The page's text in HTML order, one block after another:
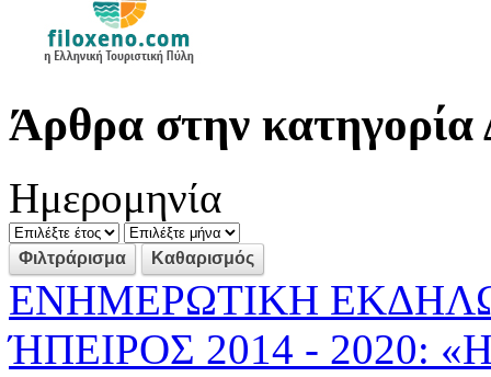
Άρθρα στην κατηγορία
Ημερομηνία
ΕΝΗΜΕΡΩΤΙΚΗ
ΉΠΕΙΡΟΣ 2014 - 2020: